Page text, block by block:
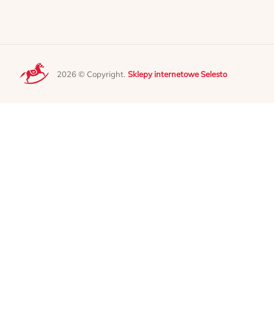
2026 © Copyright. Sklepy internetowe Selesto